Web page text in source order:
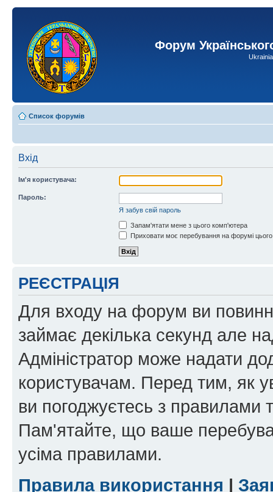
Форум
Список форумів
Вхід
Ім'я користувача:
Пароль:
Я забув свій пароль
Запам'ятати мене з цього комп'ютера
Приховати моє перебування на форумі
РЕЄСТРАЦІЯ
Для входу на форум ви
займає декілька секунд але
Адміністратор може надати
користувачам. Перед тим, як
ви погоджуєтесь з правилами
Пам'ятайте, що ваше
усіма правилами.
Правила використання |